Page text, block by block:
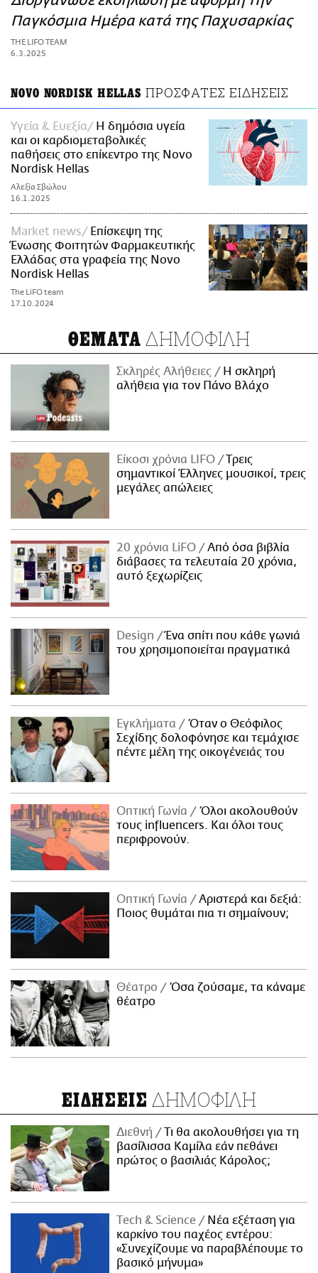
ΑΜΠΑ
PRINT
Παγκόσμια Ημέρα κατά της Παχυσαρκίας
THE LIFO TEAM
6.3.2025
NOVO NORDISK HELLAS ΠΡΟΣΦΑΤΕΣ ΕΙΔΗΣΕΙΣ
Υγεία & Ευεξία
Η δημόσια υγεία
και οι καρδιομεταβολικές
παθήσεις στο επίκεντρο της Novo
Nordisk Hellas
Αλεξία Σβώλου
16.1.2025
Market news
Επίσκεψη της
Ένωσης Φοιτητών Φαρμακευτικής
Ελλάδας στα γραφεία της Novo
Nordisk Hellas
The LiFO team
17.10.2024
ΘΕΜΑΤΑ ΔΗΜΟΦΙΛΗ
Σκληρές Αλήθειες
H σκληρή
αλήθεια για τον Πάνο Βλάχο
Είκοσι χρόνια LIFO
Tρεις
σημαντικοί Έλληνες μουσικοί, τρεις
μεγάλες απώλειες
20 χρόνια LiFO
Από όσα βιβλία
διάβασες τα τελευταία 20 χρόνια,
αυτό ξεχωρίζεις
Design
Ένα σπίτι που κάθε γωνιά
του χρησιμοποιείται πραγματικά
Εγκλήματα
Όταν ο Θεόφιλος
Σεχίδης δολοφόνησε και τεμάχισε
πέντε μέλη της οικογένειάς του
Οπτική Γωνία
Όλοι ακολουθούν
τους influencers. Και όλοι τους
περιφρονούν.
Οπτική Γωνία
Αριστερά και δεξιά:
Ποιος θυμάται πια τι σημαίνουν;
Θέατρο
Όσα ζούσαμε, τα κάναμε
θέατρο
ΕΙΔΗΣΕΙΣ ΔΗΜΟΦΙΛΗ
Διεθνή
Τι θα ακολουθήσει για τη
βασίλισσα Καμίλα εάν πεθάνει
πρώτος ο βασιλιάς Κάρολος;
Τech & Science
Νέα εξέταση για
καρκίνο του παχέος εντέρου:
«Συνεχίζουμε να παραβλέπουμε το
βασικό μήνυμα»